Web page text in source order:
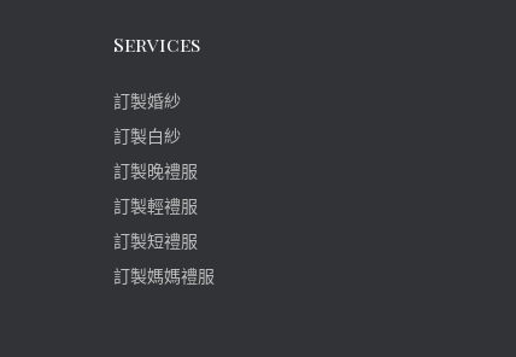
Services
訂製婚紗
訂製白紗
訂製晚禮服
訂製輕禮服
訂製短禮服
訂製媽媽禮服